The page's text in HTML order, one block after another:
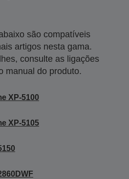
são compatíveis
artigos nesta gama.
consulte as ligações
manual do produto.
XP-5100
XP-5105